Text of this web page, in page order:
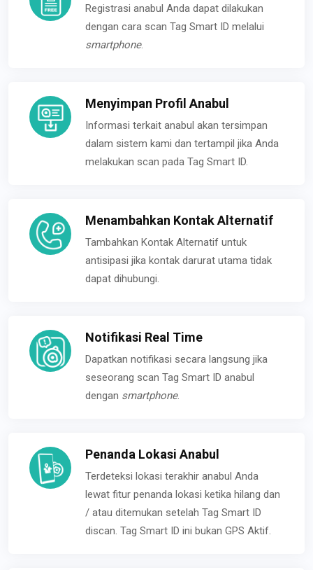
Registrasi anabul Anda dapat dilakukan
dengan cara scan Tag Smart ID melalui
smartphone.
Menyimpan Profil Anabul
Informasi terkait anabul akan tersimpan
dalam sistem kami dan tertampil jika Anda
melakukan scan pada Tag Smart ID.
Menambahkan Kontak Alternatif
Tambahkan Kontak Alternatif untuk
antisipasi jika kontak darurat utama tidak
dapat dihubungi.
Notifikasi Real Time
Dapatkan notifikasi secara langsung jika
seseorang scan Tag Smart ID anabul
dengan smartphone.
Penanda Lokasi Anabul
Terdeteksi lokasi terakhir anabul Anda
lewat fitur penanda lokasi ketika hilang dan
/ atau ditemukan setelah Tag Smart ID
discan. Tag Smart ID ini bukan GPS Aktif.